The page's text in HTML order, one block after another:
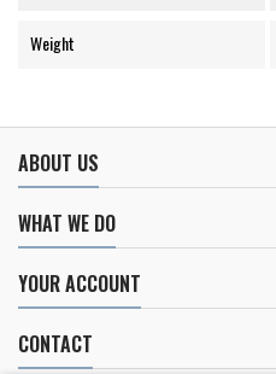
Weight
ABOUT US
WHAT WE DO
YOUR ACCOUNT
CONTACT